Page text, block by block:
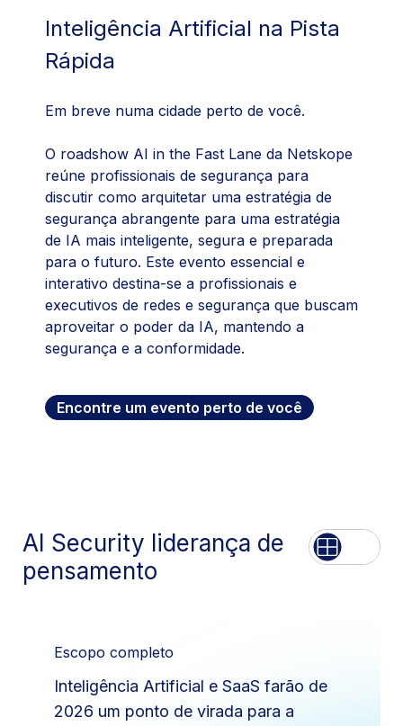
Inteligência Artificial na Pista
Rápida
Em breve numa cidade perto de você.
O roadshow AI in the Fast Lane da Netskope
reúne profissionais de segurança para
discutir como arquitetar uma estratégia de
segurança abrangente para uma estratégia
de IA mais inteligente, segura e preparada
para o futuro. Este evento essencial e
interativo destina-se a profissionais e
executivos de redes e segurança que buscam
aproveitar o poder da IA, mantendo a
segurança e a conformidade.
Encontre um evento perto de você
AI Security liderança de
pensamento
Lista Rede
Escopo completo
Inteligência Artificial e SaaS farão de
2026 um ponto de virada para a